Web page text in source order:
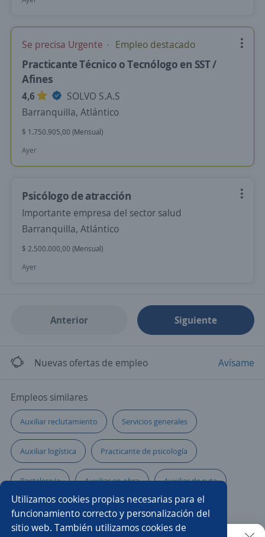
Utilizamos cookies propias necesarias para el
funcionamiento correcto y personalización del
sitio web. También utilizamos cookies de
Se precisa Urgente Empleo destacado
Practicante Técnico o Tecnólogo en SST /
Afines
4,6
SOLVO S.A.S
Barranquilla, Atlántico
$ 1.750.905,00 (Mensual)
Ayer
Psicólogo de atracción
Importante empresa del sector salud
Barranquilla, Atlántico
$ 2.500.000,00 (Mensual)
Ayer
Anterior Siguiente
Nuevas ofertas de empleo Avísame
Empleos similares
Auxiliar reclutamiento Servicios generales
Auxiliar logística Practicante de psicología
Pastelero/a Auxiliar en obra Auxiliar de ruta
Regente de farmacia Soldador/a